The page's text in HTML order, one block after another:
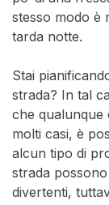
stesso modo è
tarda notte.
Stai
strada? In tal
che qualunque
molti casi, è
alcun tipo di
strada
divertenti,